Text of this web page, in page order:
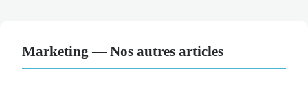
Marketing — Nos autres articles